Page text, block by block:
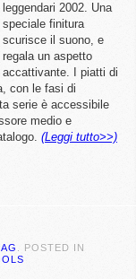
leggendari 2002. Una
speciale finitura
scurisce il suono, e
regala un aspetto
accattivante. I piatti di
con le fasi di
serie è accessibile
medio e
(Leggi tutto>>)
. POSTED IN